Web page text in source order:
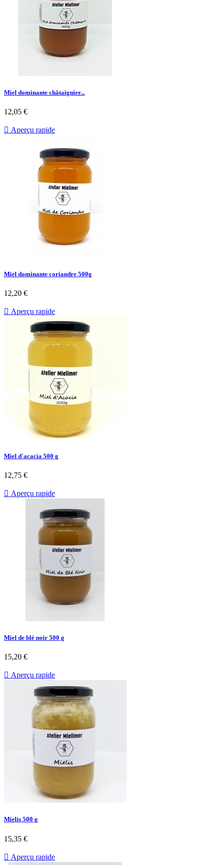
Miel dominante châtaignier...
12,05 €
 Aperçu rapide
Miel dominante coriandre 500g
12,20 €
 Aperçu rapide
Miel d'acacia 500 g
12,75 €
 Aperçu rapide
Miel de blé noir 500 g
15,20 €
 Aperçu rapide
Mielis 500 g
15,35 €
 Aperçu rapide